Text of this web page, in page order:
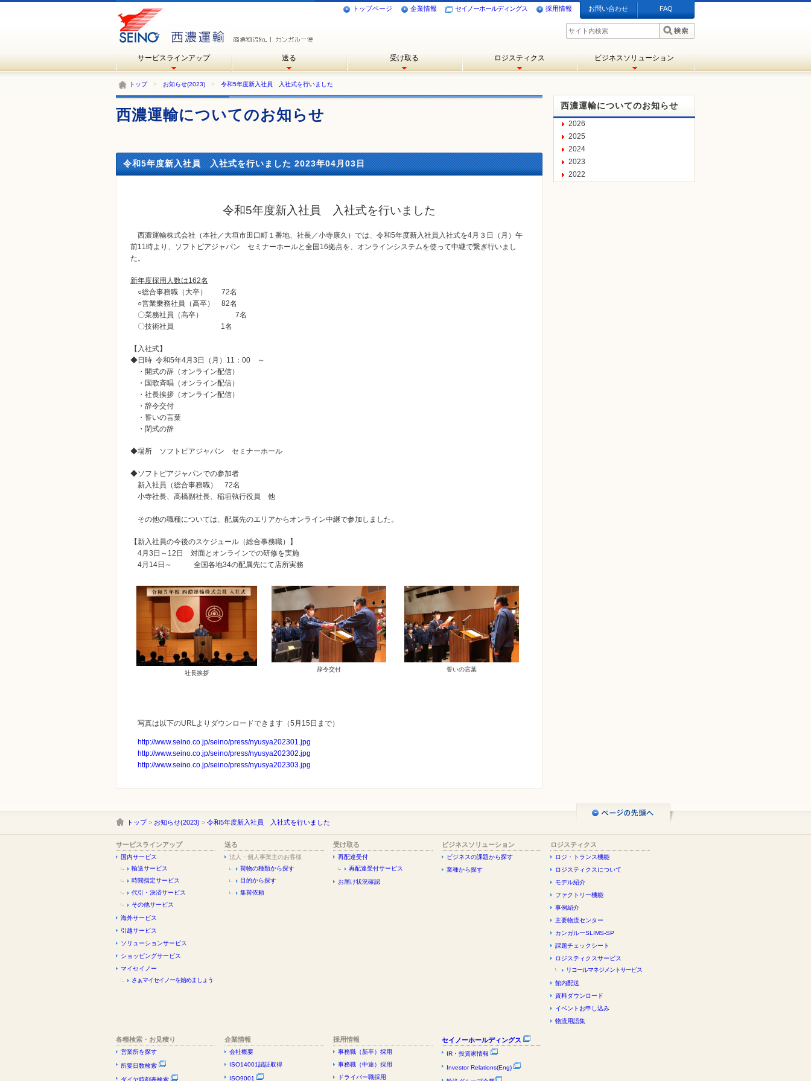
トップページ 企業情報 セイノーホールディングス 採用情報 お問い合わせ FAQ
サービスラインアップ 送る 受け取る ロジスティクス ビジネスソリューション
トップ> お知らせ(2023) > 令和5年度新入社員 入社式を行いました
西濃運輸についてのお知らせ
令和5年度新入社員 入社式を行いました 2023年04月03日
令和5年度新入社員 入社式を行いました
西濃運輸株式会社（本社／大垣市田口町１番地、社長／小寺康久）では、令和5年度新入社員入社式を4月３日（月）午
前11時より、ソフトピアジャパン セミナーホールと全国16拠点を、オンラインシステムを使って中継で繋ぎ行いまし
た。
新年度採用人数は162名
○総合事務職（大卒） 72名
○営業乗務社員（高卒） 82名
〇業務社員（高卒）
7名
〇技術社員
1名
【入社式】
◆日時 令和5年4月3日（月）11：00 ～
・開式の辞（オンライン配信）
・国歌斉唱（オンライン配信）
・社長挨拶（オンライン配信）
・辞令交付
・誓いの言葉
・閉式の辞
◆場所 ソフトピアジャパン セミナーホール
◆ソフトピアジャパンでの参加者
新入社員（総合事務職） 72名
小寺社長、高橋副社長、稲垣執行役員 他
その他の職種については、配属先のエリアからオンライン中継で参加しました。
【新入社員の今後のスケジュール（総合事務職）】
4月3日～12日 対面とオンラインでの研修を実施
4月14日～ 全国各地34の配属先にて店所実務
社長挨拶
辞令交付 誓いの言葉
写真は以下のURLよりダウンロードできます（5月15日まで）
http://www.seino.co.jp/seino/press/nyusya202301.jpg
http://www.seino.co.jp/seino/press/nyusya202302.jpg
http://www.seino.co.jp/seino/press/nyusya202303.jpg
西濃運輸についてのお知らせ
2026
2025
2024
2023
2022
トップ> お知らせ(2023) > 令和5年度新入社員 入社式を行いました
サービスラインアップ
国内サービス
輸送サービス
時間指定サービス
代引・決済サービス
その他サービス
海外サービス
引越サービス
ソリューションサービス
ショッピングサービス
マイセイノー
さぁマイセイノーを始めましょう
送る
法人・個人事業主のお客様
荷物の種類から探す
目的から探す
集荷依頼
受け取る
再配達受付
再配達受付サービス
お届け状況確認
ビジネスソリューション
ビジネスの課題から探す
業種から探す
ロジスティクス
ロジ・トランス機能
ロジスティクスについて
モデル紹介
ファクトリー機能
事例紹介
主要物流センター
カンガルーSLIMS-SP
課題チェックシート
ロジスティクスサービス
リコールマネジメントサービス
館内配送
資料ダウンロード
イベントお申し込み
物流用語集
各種検索・お見積り
営業所を探す
所要日数検索
ダイヤ時刻表検索
企業情報
会社概要
ISO14001認証取得
ISO9001
採用情報
事務職（新卒）採用
事務職（中途）採用
ドライバー職採用
セイノーホールディングス
IR・投資家情報
Investor Relations(Eng)